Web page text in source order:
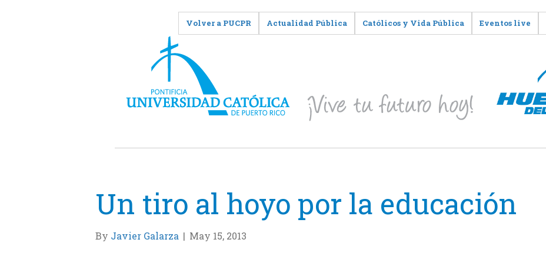
Volver a PUCPR Actualidad Pública Católicos y Vida Pública Eventos live
Un tiro al hoyo por la educación
By Javier Galarza | May 15, 2013